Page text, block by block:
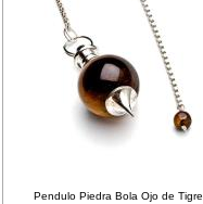
Pendulo Piedra Bola Ojo de Tigre